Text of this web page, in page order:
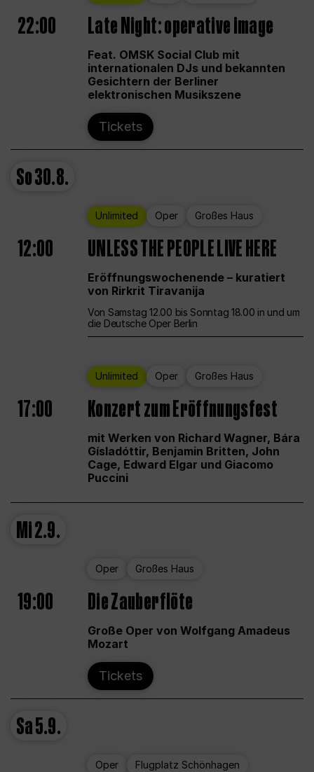
22:00 Late Night: operative image
Feat. OMSK Social Club mit
internationalen DJs und bekannten
Gesichtern der Berliner
elektronischen Musikszene
Tickets
So30.8.
Unlimited Oper Großes Haus
12:00 UNLESS THE PEOPLE LIVE HERE
Eröffnungswochenende – kuratiert
von Rirkrit Tiravanija
Von Samstag 12.00 bis Sonntag 18.00 in und um
die Deutsche Oper Berlin
Unlimited Oper Großes Haus
17:00 Konzert zum Eröffnungsfest
mit Werken von Richard Wagner, Bára
Gísladóttir, Benjamin Britten, John
Cage, Edward Elgar und Giacomo
Puccini
Mi2.9.
Oper Großes Haus
19:00 Die Zauberflöte
Große Oper von Wolfgang Amadeus
Mozart
Tickets
Sa5.9.
Oper Flugplatz Schönhagen